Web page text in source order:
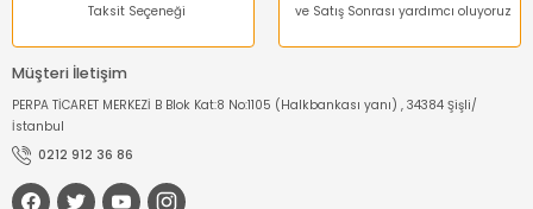
Taksit Seçeneği
ve Satış Sonrası yardımcı oluyoruz
Müşteri İletişim
PERPA TİCARET MERKEZİ B Blok Kat:8 No:1105 (Halkbankası yanı) , 34384 Şişli/
İstanbul
0212 912 36 86